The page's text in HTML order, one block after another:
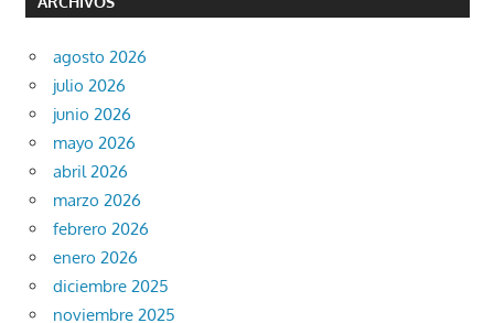
agosto 2026
julio 2026
junio 2026
mayo 2026
abril 2026
marzo 2026
febrero 2026
enero 2026
diciembre 2025
noviembre 2025